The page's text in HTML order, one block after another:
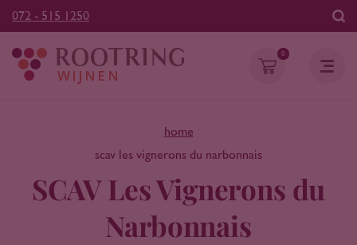
072 - 515 1250
0
home
scav les vignerons du narbonnais
SCAV Les Vignerons du
Narbonnais